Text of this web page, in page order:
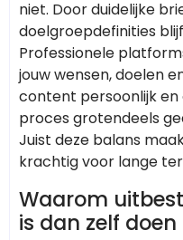
niet. Door duidelijke
doelgroepdefinities
Professionele
jouw wensen, doelen
content persoonlijk
proces grotendeels
Juist deze balans
krachtig voor lange
Waarom
is dan zelf doen